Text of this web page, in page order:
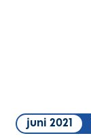
juni 2021